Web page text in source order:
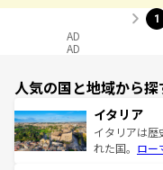
1
AD
AD
人気の国と地域から探
イタリア
イタリアは歴
れた国。 ロー